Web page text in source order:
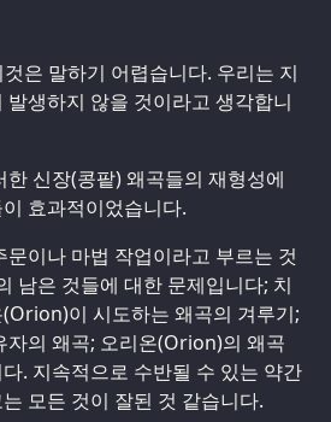
은 말하기 어렵습니다. 우리는 지
생하지 않을 것이라고 생각합니
신장(콩팥) 왜곡들의 재형성에
효과적이었습니다.
이나 마법 작업이라고 부르는 것
남은 것들에 대한 문제입니다; 치
이 시도하는 왜곡의 겨루기;
자의 왜곡; 오리온(Orion)의 왜곡
. 지속적으로 수반될 수 있는 약간
모든 것이 잘된 것 같습니다.